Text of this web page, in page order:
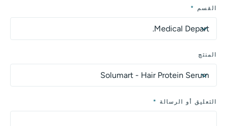
القسم *
المنتج
Eالتعليق أو الرسالة *